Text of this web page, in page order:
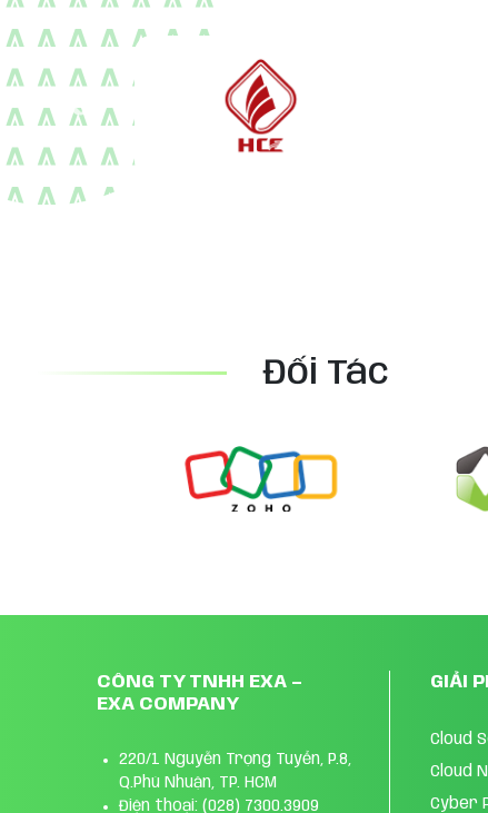
Đối Tác
CÔNG TY TNHH EXA –
EXA COMPANY
220/1 Nguyễn Trọng Tuyển, P.8,
Q.Phú Nhuận, TP. HCM
Điện thoại: (028) 7300.3909
GIẢI
Cloud
Cloud
Cyber